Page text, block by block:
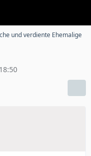
und verdiente Ehemalige